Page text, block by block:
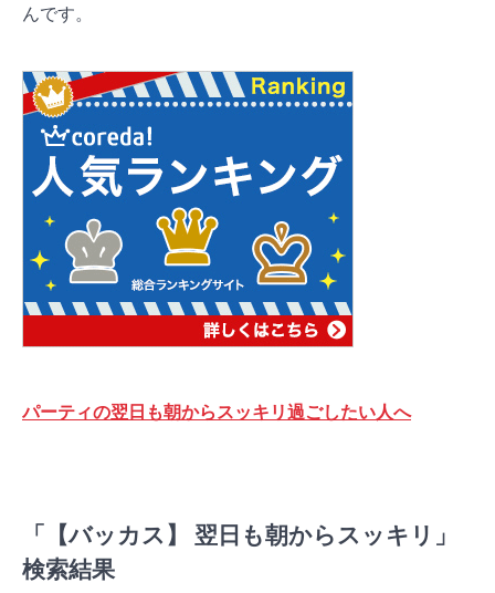
んです。
パーティの翌日も朝からスッキリ過ごしたい人へ
「【バッカス】 翌日も朝からスッキリ」
検索結果